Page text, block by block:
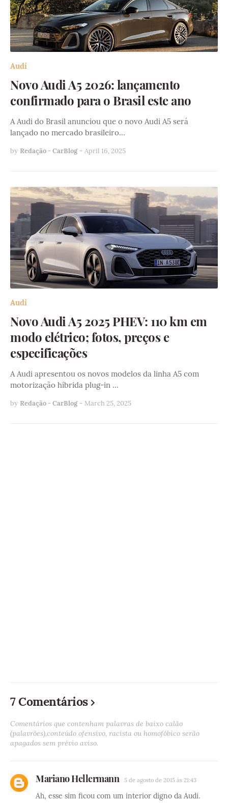
Audi
Novo Audi A5 2026: lançamento
confirmado para o Brasil este ano
A Audi do Brasil anunciou que o novo Audi A5 será
lançado no mercado brasileiro…
by Redação - CarBlog - April 16, 2025
Audi
Novo Audi A5 2025 PHEV: 110 km em
modo elétrico; fotos, preços e
especificações
A Audi apresentou os novos modelos da linha A5 com
motorização híbrida plug-in …
by Redação - CarBlog - March 25, 2025
7 Comentários
Comentários que contenham palavras de baixo calão
(palavrões),conteúdo ofensivo, racista ou homofóbico serão
apagados sem prévio aviso.
Mariano Hellermann 5 de agosto de 2015 às 21:43
Ah, esse sim ficou com um interior digno da Audi.